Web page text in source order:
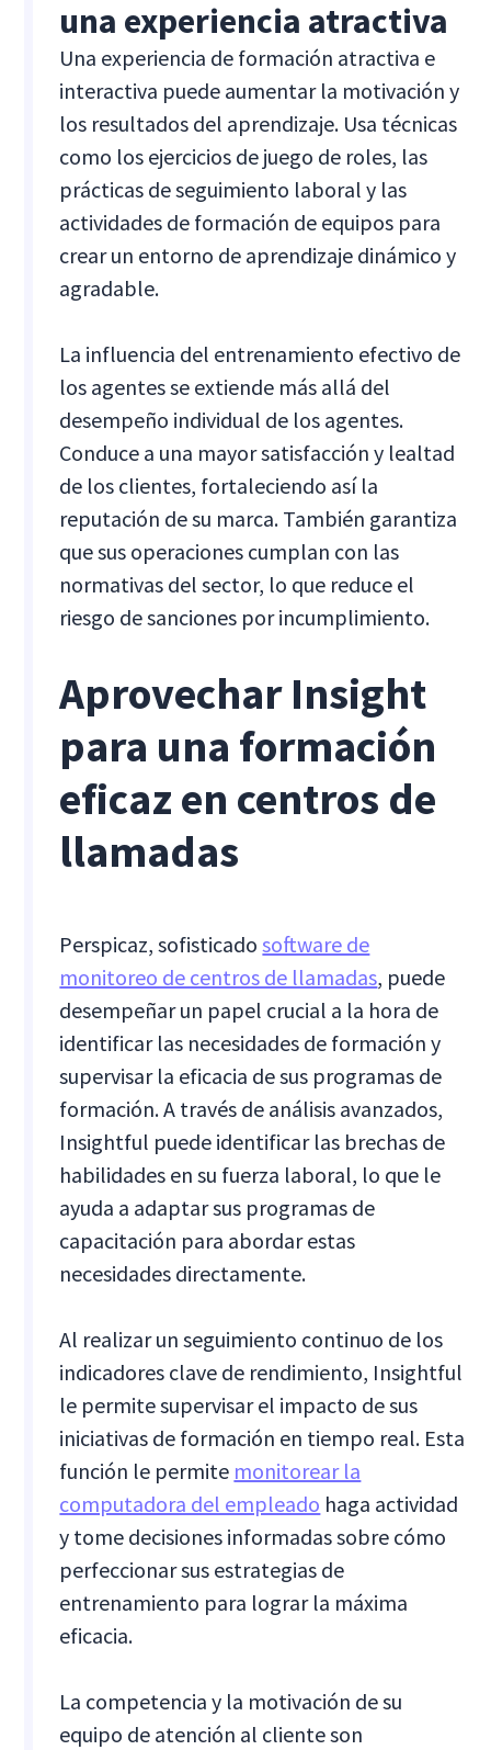
una experiencia atractiva
Una experiencia de formación atractiva e
interactiva puede aumentar la motivación y
los resultados del aprendizaje. Usa técnicas
como los ejercicios de juego de roles, las
prácticas de seguimiento laboral y las
actividades de formación de equipos para
crear un entorno de aprendizaje dinámico y
agradable.
La influencia del entrenamiento efectivo de
los agentes se extiende más allá del
desempeño individual de los agentes.
Conduce a una mayor satisfacción y lealtad
de los clientes, fortaleciendo así la
reputación de su marca. También garantiza
que sus operaciones cumplan con las
normativas del sector, lo que reduce el
riesgo de sanciones por incumplimiento.
Aprovechar Insight
para una formación
eficaz en centros de
llamadas
Perspicaz, sofisticadosoftware de
monitoreo de centros de llamadas, puede
desempeñar un papel crucial a la hora de
identificar las necesidades de formación y
supervisar la eficacia de sus programas de
formación. A través de análisis avanzados,
Insightful puede identificar las brechas de
habilidades en su fuerza laboral, lo que le
ayuda a adaptar sus programas de
capacitación para abordar estas
necesidades directamente.
Al realizar un seguimiento continuo de los
indicadores clave de rendimiento, Insightful
le permite supervisar el impacto de sus
iniciativas de formación en tiempo real. Esta
función le permite monitorear la
computadora del empleado haga actividad
y tome decisiones informadas sobre cómo
perfeccionar sus estrategias de
entrenamiento para lograr la máxima
eficacia.
La competencia y la motivación de su
equipo de atención al cliente son